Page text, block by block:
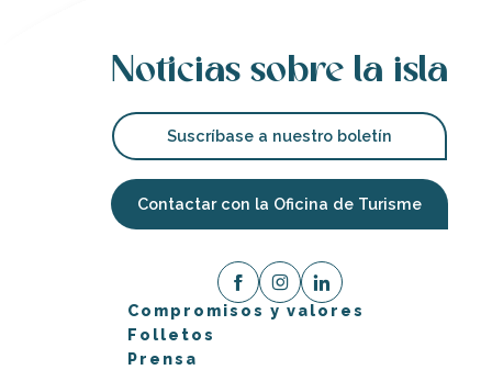
Noticias sobre la isla
Suscríbase a nuestro boletín
Contactar con la Oficina de Turisme
Compromisos y valores
Folletos
Prensa